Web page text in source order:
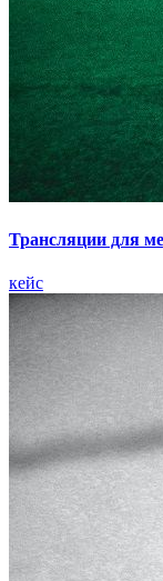
Трансляции для
кейс